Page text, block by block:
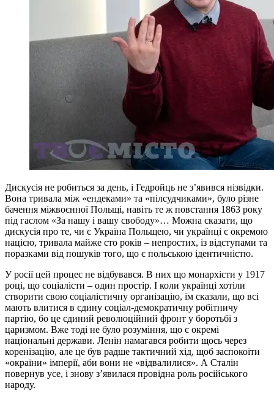
Дискусія не робиться за день, і Гедройць не з’явився нізвідки.
Вона тривала між «ендеками» та «пілсудчиками», було різне
бачення міжвоєнної Польщі, навіть те ж повстання 1863 року
під гаслом «За нашу і вашу свободу»… Можна сказати, що
дискусія про те, чи є Україна Польщею, чи українці є окремою
нацією, тривала майже сто років – непростих, із відступами та
поразками від пошуків того, що є польською ідентичністю.
У росії цей процес не відбувався. В них що монархісти у 1917
році, що соціалісти – один простір. І коли українці хотіли
створити свою соціалістичну організацію, їм сказали, що всі
мають влитися в єдину соціал-демократичну робітничу
партію, бо це єдиний революційний фронт у боротьбі з
царизмом. Вже тоді не було розуміння, що є окремі
національні держави. Ленін намагався робити щось через
коренізацію, але це був радше тактичний хід, щоб заспокоїти
«окраїни» імперії, аби вони не «відвалилися». А Сталін
повернув усе, і знову з’явилася провідна роль російського
народу.